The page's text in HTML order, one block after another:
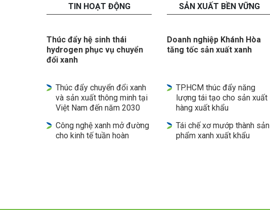
TIN HOẠT ĐỘNG
Thúc đẩy hệ sinh thái
hydrogen phục vụ chuyển
đổi xanh
Thúc đẩy chuyển đổi xanh
và sản xuất thông minh tại
Việt Nam đến năm 2030
Công nghệ xanh mở đường
cho kinh tế tuần hoàn
SẢN XUẤT BỀN VỮNG
Doanh nghiệp Khánh Hòa
tăng tốc sản xuất xanh
TP.HCM thúc đẩy năng
lượng tái tạo cho sản xuất
hàng xuất khẩu
Tái chế xơ mướp thành sản
phẩm xanh xuất khẩu